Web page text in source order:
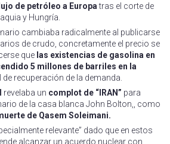
de petróleo a Europatras el corte de
y Hungría.
cambiaba radicalmente al publicarse
de crudo, concretamente el precio se
que las existencias de gasolina en
5 millones de barriles en la
de recuperación de la demanda.
revelaba un complot de “IRAN” para
de la casa blanca John Bolton,, como
de Qasem Soleimani.
relevante” dado que en estos
alcanzar un acuerdo nuclear con